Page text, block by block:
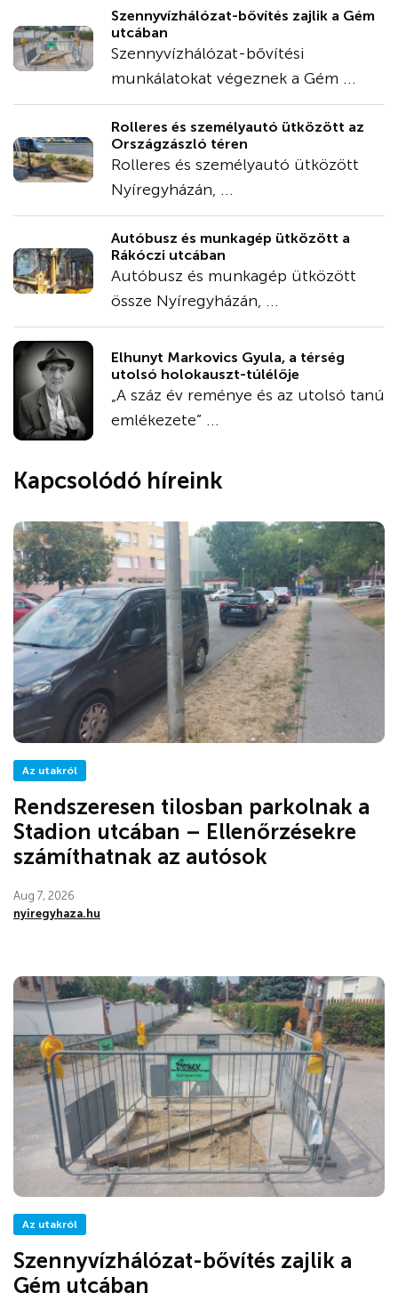
Szennyvízhálózat-bővítés zajlik a Gém
utcában
Szennyvízhálózat-bővítési
munkálatokat végeznek a Gém ...
Rolleres és személyautó ütközött az
Országzászló téren
Rolleres és személyautó ütközött
Nyíregyházán, ...
Autóbusz és munkagép ütközött a
Rákóczi utcában
Autóbusz és munkagép ütközött
össze Nyíregyházán, ...
Elhunyt Markovics Gyula, a térség
utolsó holokauszt-túlélője
„A száz év reménye és az utolsó tanú
emlékezete” ...
Kapcsolódó híreink
Az utakról
Rendszeresen tilosban parkolnak a
Stadion utcában – Ellenőrzésekre
számíthatnak az autósok
Aug 7, 2026
nyiregyhaza.hu
Az utakról
Szennyvízhálózat-bővítés zajlik a
Gém utcában